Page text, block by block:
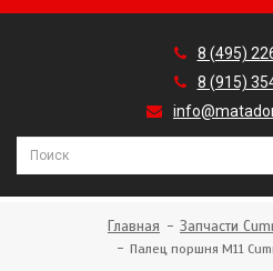
8 (495)
8 (915)
Главная Запчасти
Палец поршня M11